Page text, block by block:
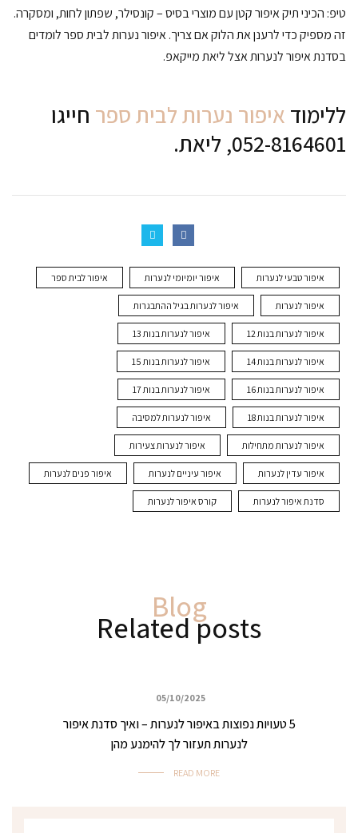
טיפ: הכיני תיק איפור קטן עם מוצרי בסיס – קונסילר, שפתון לחות, ומסקרה.
זה מספיק כדי לרענן את הלוק אם צריך. איפור נערות לבית ספר לומדים
בסדנת איפור לנערות אצל ליאת מייקאפ.
ללימוד איפור נערות לבית ספר חייגו
052-8164601, ליאת.
איפור טבעי לנערות איפור יומיומי לנערות איפור לבית ספר
איפור לנערות איפור לנערות בגיל ההתבגרות
איפור לנערות בנות 12 איפור לנערות בנות 13
איפור לנערות בנות 14 איפור לנערות בנות 15
איפור לנערות בנות 16 איפור לנערות בנות 17
איפור לנערות בנות 18 איפור לנערות למסיבה
איפור לנערות מתחילות איפור לנערות צעירות
איפור עדין לנערות איפור עיניים לנערות איפור פנים לנערות
סדנת איפור לנערות קורס איפור לנערות
Blog
Related posts
05/10/2025
5 טעויות נפוצות באיפור לנערות – ואיך סדנת איפור
לנערות תעזור לך להימנע מהן
READ MORE